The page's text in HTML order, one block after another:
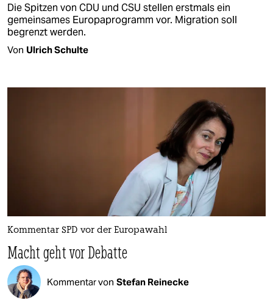
Die Spitzen von CDU und CSU stellen erstmals ein
gemeinsames Europaprogramm vor. Migration soll
begrenzt werden.
Von Ulrich Schulte
Kommentar SPD vor der Europawahl
Macht geht vor Debatte
Kommentar von Stefan Reinecke